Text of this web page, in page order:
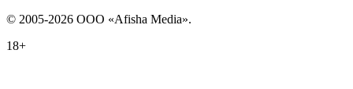
© 2005-2026 ООО «Afisha Media».
18+